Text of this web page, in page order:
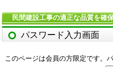
民間建設工事の適正な品質を確
パスワード入力画面
このページは会員の方限定です。